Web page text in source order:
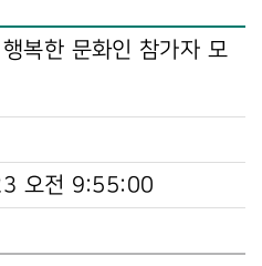
복한 문화인 참가자 모
오전 9:55:00